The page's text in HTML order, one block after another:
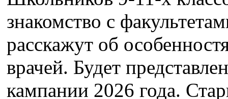
знакомство с
расскажут об
врачей. Будет
кампании 2026 года.